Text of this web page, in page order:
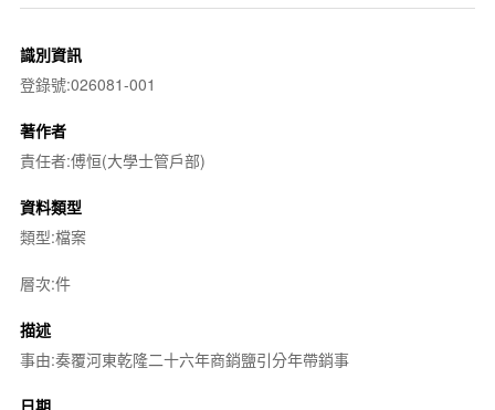
識別資訊
登錄號:026081-001
著作者
責任者:傅恒(大學士管戶部)
資料類型
類型:檔案
層次:件
描述
事由:奏覆河東乾隆二十六年商銷鹽引分年帶銷事
日期